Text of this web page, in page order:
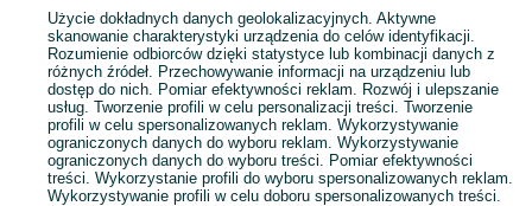
Użycie dokładnych danych geolokalizacyjnych. Aktywne
skanowanie charakterystyki urządzenia do celów identyfikacji.
Rozumienie odbiorców dzięki statystyce lub kombinacji danych z
różnych źródeł. Przechowywanie informacji na urządzeniu lub
dostęp do nich. Pomiar efektywności reklam. Rozwój i ulepszanie
usług. Tworzenie profili w celu personalizacji treści. Tworzenie
profili w celu spersonalizowanych reklam. Wykorzystywanie
ograniczonych danych do wyboru reklam. Wykorzystywanie
ograniczonych danych do wyboru treści. Pomiar efektywności
treści. Wykorzystanie profili do wyboru spersonalizowanych reklam.
Wykorzystywanie profili w celu doboru spersonalizowanych treści.